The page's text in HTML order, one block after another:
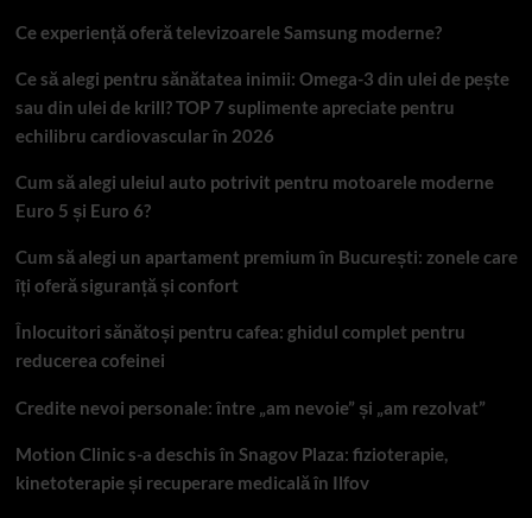
Ce experiență oferă televizoarele Samsung moderne?
Ce să alegi pentru sănătatea inimii: Omega-3 din ulei de pește
sau din ulei de krill? TOP 7 suplimente apreciate pentru
echilibru cardiovascular în 2026
Cum să alegi uleiul auto potrivit pentru motoarele moderne
Euro 5 și Euro 6?
Cum să alegi un apartament premium în București: zonele care
îți oferă siguranță și confort
Înlocuitori sănătoși pentru cafea: ghidul complet pentru
reducerea cofeinei
Credite nevoi personale: între „am nevoie” și „am rezolvat”
Motion Clinic s-a deschis în Snagov Plaza: fizioterapie,
kinetoterapie și recuperare medicală în Ilfov